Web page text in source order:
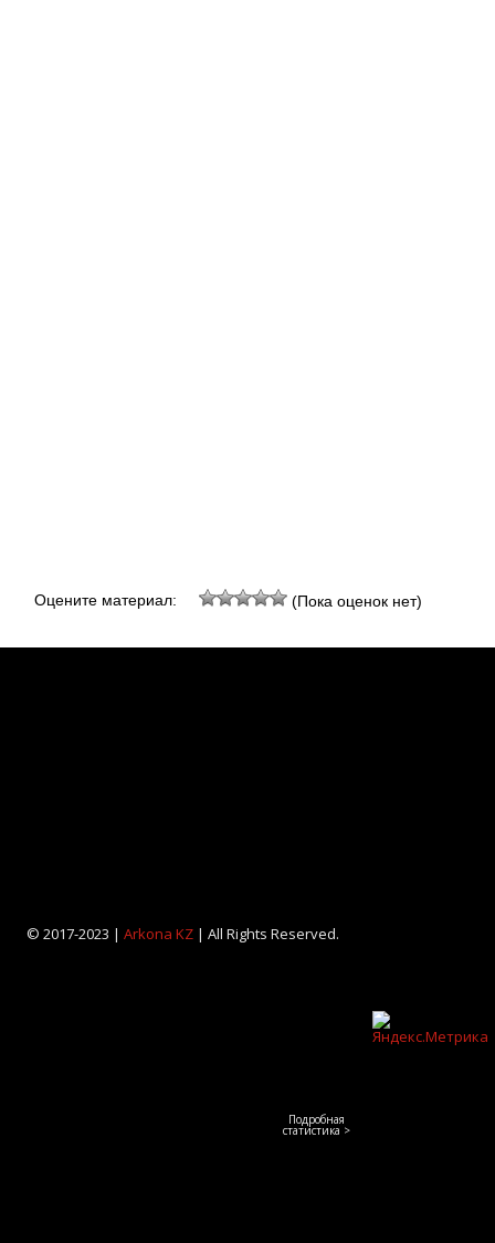
Оцените материал: (Пока оценок нет)
© 2017-2023 | Arkona KZ| All Rights Reserved.
Подробная
статистика >